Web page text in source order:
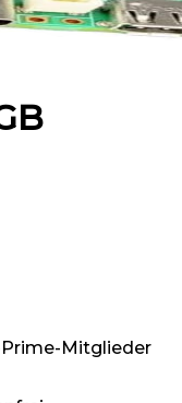
Mitglieder